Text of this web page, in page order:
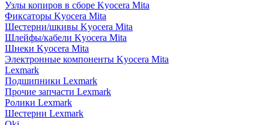
Узлы копиров в сборе Kyocera Mita
Фиксаторы Kyocera Mita
Шестерни/шкивы Kyocera Mita
Шлейфы/кабели Kyocera Mita
Шнеки Kyocera Mita
Электронные компоненты Kyocera Mita
Lexmark
Подшипники Lexmark
Прочие запчасти Lexmark
Ролики Lexmark
Шестерни Lexmark